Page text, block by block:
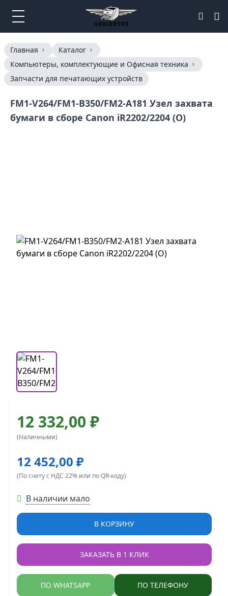
Главная
Каталог
Компьютеры, комплектующие и Офисная техника
Запчасти для печатающих устройств
FM1-V264/FM1-B350/FM2-A181 Узел захвата
бумаги в сборе Canon iR2202/2204 (O)
12 332,00 ₽
(Наличными)
12 452,00 ₽
(По счету с НДС 22% или по QR-коду)
В наличии мало
В КОРЗИНУ
ЗАКАЗАТЬ В 1 КЛИК
ПО WHATSAPP ПО ТЕЛЕФОНУ